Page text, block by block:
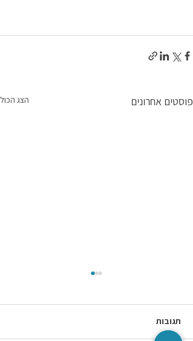
פוסטים אחרונים הצג הכול
תגובות